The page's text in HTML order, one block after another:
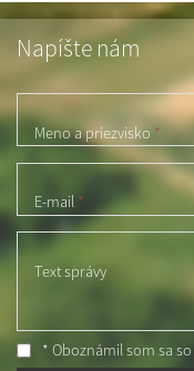
Napíšte nám
Meno a priezvisko *
E-mail *
Text správy
* Oboznámil som sa so